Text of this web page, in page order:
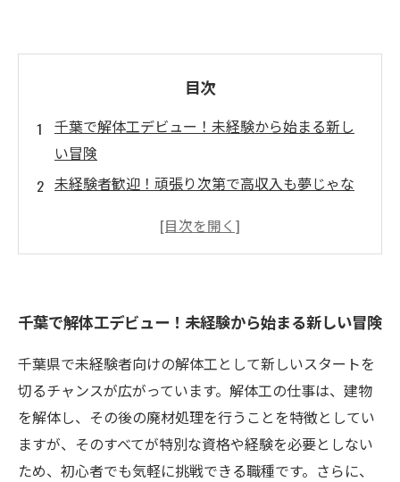
目次
千葉で解体工デビュー！未経験から始まる新し
い冒険
未経験者歓迎！頑張り次第で高収入も夢じゃな
千葉の解体業界の魅力とは？成長できる環境が
重要性
安定した雇用と高収入を実現！解体工としての
未来
挑戦する未経験者たちの成功ストーリー
千葉で解体工としてのキャリアを築こう！次の
ステップはあなた次第
千葉で解体工デビュー！未経験から始まる新しい冒険
千葉県で未経験者向けの解体工として新しいスタートを
切るチャンスが広がっています。解体工の仕事は、建物
を解体し、その後の廃材処理を行うことを特徴としてい
ますが、そのすべてが特別な資格や経験を必要としない
ため、初心者でも気軽に挑戦できる職種です。さらに、